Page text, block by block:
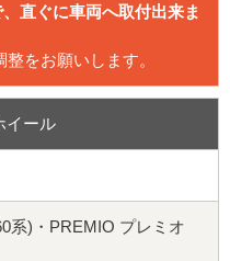
直ぐに車両へ取付出来ま
をお願いします。
イール
系)・PREMIO プレミオ